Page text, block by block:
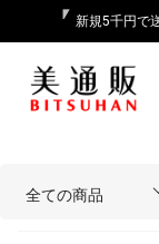
新規5千円で